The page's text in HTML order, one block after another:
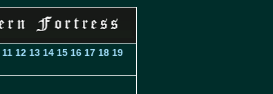
11 12 13 14 15 16 17 18 19